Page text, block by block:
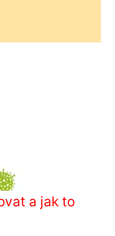
a jak to